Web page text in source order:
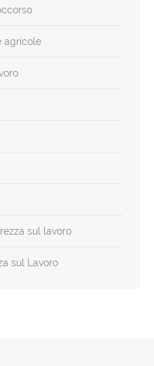
agricole
sul lavoro
sul Lavoro